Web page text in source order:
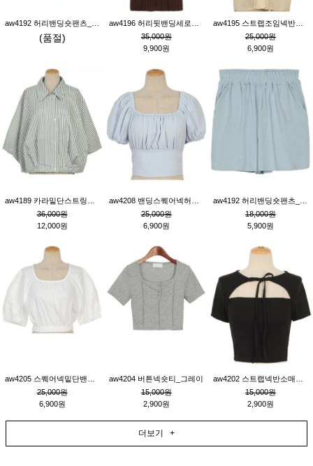
(품절)
35,000원
9,900원
25,000원
6,900원
36,000원
12,000원
25,000원
6,900원
18,000원
5,900원
25,000원
6,900원
aw4204 버튼넥숏티_그레이
15,000원
2,900원
15,000원
2,900원
더보기 +